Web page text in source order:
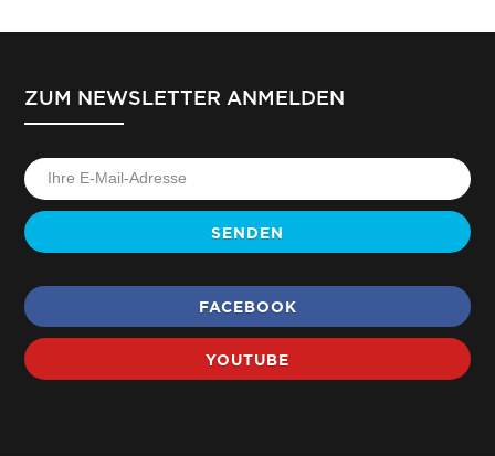
ZUM NEWSLETTER ANMELDEN
SENDEN
FACEBOOK
YOUTUBE